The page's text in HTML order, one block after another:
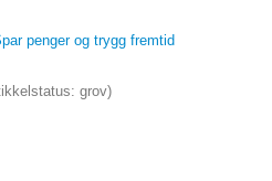
penger og trygg fremtid
grov)